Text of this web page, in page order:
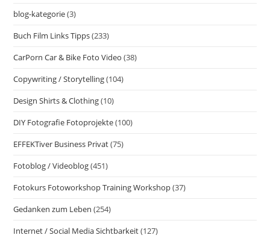
blog-kategorie(3)
Buch Film Links Tipps(233)
CarPorn Car & Bike Foto Video (38)
Copywriting / Storytelling(104)
Design Shirts & Clothing(10)
DIY Fotografie Fotoprojekte(100)
EFFEKTiver Business Privat(75)
Fotoblog / Videoblog(451)
Fotokurs Fotoworkshop Training Workshop(37)
Gedanken zum Leben (254)
Internet / Social Media Sichtbarkeit(127)